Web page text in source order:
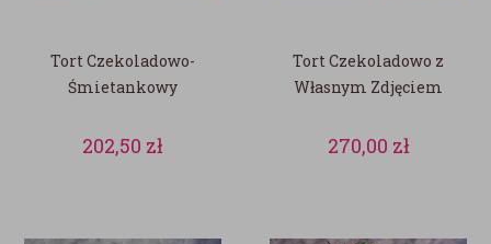
Tort Czekoladowo-
Śmietankowy
202,50 zł
Tort Czekoladowo z
Własnym Zdjęciem
270,00 zł